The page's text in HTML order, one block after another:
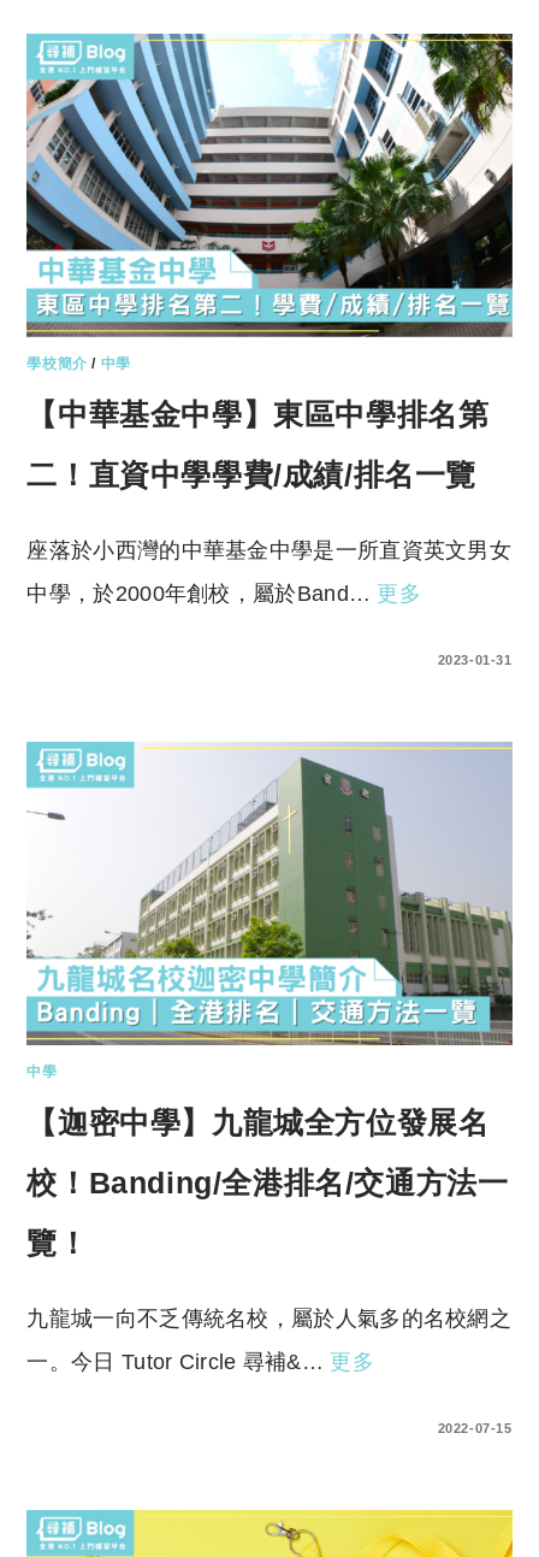
學校簡介 / 中學
【中華基金中學】東區中學排名第
二！直資中學學費/成績/排名一覽
座落於小西灣的中華基金中學是一所直資英文男女
中學，於2000年創校，屬於Band… 更多
2023-01-31
中學
【迦密中學】九龍城全方位發展名
校！Banding/全港排名/交通方法一
覽！
九龍城一向不乏傳統名校，屬於人氣多的名校網之
一。今日 Tutor Circle 尋補&… 更多
2022-07-15